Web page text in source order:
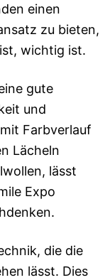
einen
zu bieten,
wichtig ist.
gute
und
Farbverlauf
Lächeln
lässt
Expo
die die
lässt. Dies